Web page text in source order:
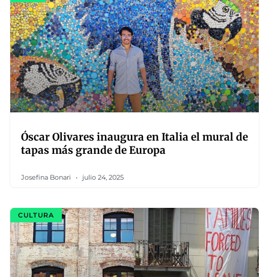
Óscar Olivares inaugura en Italia el mural de
tapas más grande de Europa
Josefina Bonari julio 24, 2025
CULTURA